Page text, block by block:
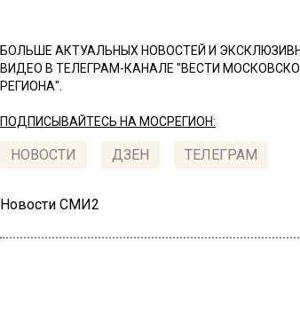
БОЛЬШЕ АКТУАЛЬНЫХ НОВОСТЕЙ И
ВИДЕО В ТЕЛЕГРАМ-КАНАЛЕ "ВЕСТИ
РЕГИОНА".
ПОДПИСЫВАЙТЕСЬ НА МОСРЕГИОН:
НОВОСТИ ДЗЕН ТЕЛЕГРАМ
Новости СМИ2